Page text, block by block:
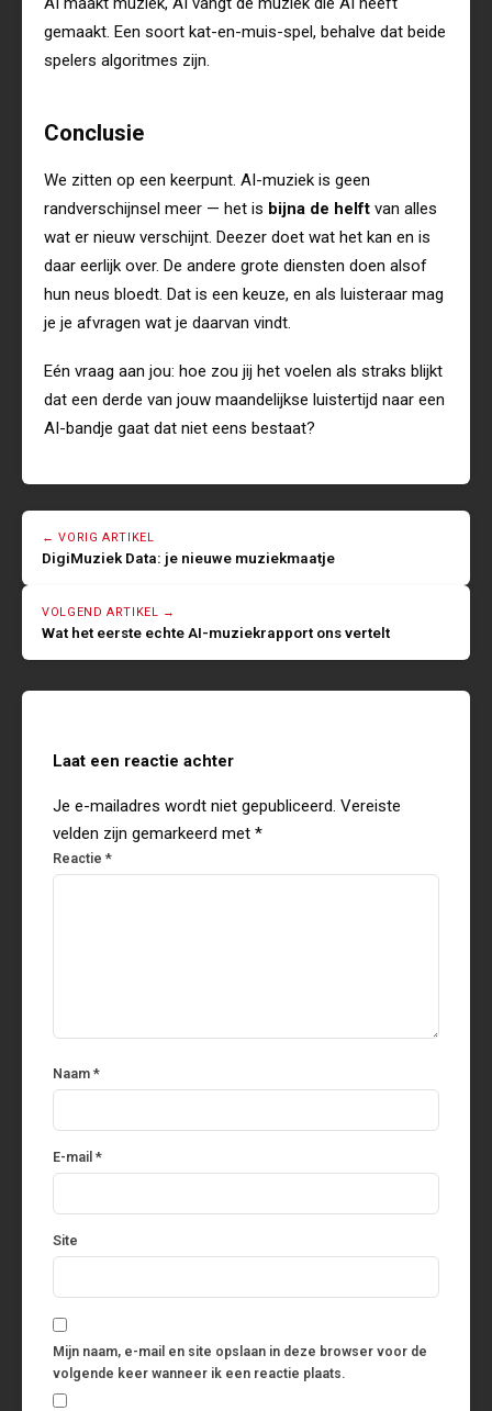
gemaakt. Een soort kat-en-muis-spel, behalve dat beide
spelers algoritmes zijn.
Conclusie
We zitten op een keerpunt. AI-muziek is geen
randverschijnsel meer — het is bijna de helft van alles
wat er nieuw verschijnt. Deezer doet wat het kan en is
daar eerlijk over. De andere grote diensten doen alsof
hun neus bloedt. Dat is een keuze, en als luisteraar mag
je je afvragen wat je daarvan vindt.
Eén vraag aan jou: hoe zou jij het voelen als straks blijkt
dat een derde van jouw maandelijkse luistertijd naar een
AI-bandje gaat dat niet eens bestaat?
← VORIG ARTIKEL
DigiMuziek Data: je nieuwe muziekmaatje
VOLGEND ARTIKEL →
Wat het eerste echte AI-muziekrapport ons vertelt
Laat een reactie achter
Je e-mailadres wordt niet gepubliceerd. Vereiste
velden zijn gemarkeerd met *
Reactie *
Naam *
E-mail *
Site
Mijn naam, e-mail en site opslaan in deze browser voor de
volgende keer wanneer ik een reactie plaats.